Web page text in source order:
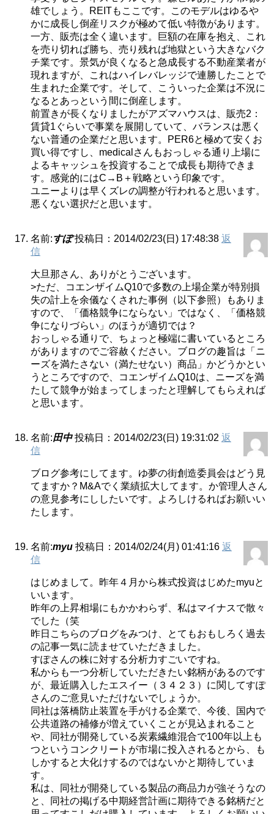
雄でしょう。REITもここです。このモデルはゆるや
かに成長し倒産リスクが極めて低い特徴があります。
一方、販売は全く違います。巨額の在庫を抱え、これ
を売り切れば勝ち、売り残れば地獄という大きなバク
チ業です。景気が良くなると急成長する不動産業者が
現れますが、これはハイレバレッジで連勝したことで
生まれた企業です。そして、こういった企業は不況に
なるとあっという間に倒産します。
前置きが長くなりましたがアズマハウスは、販売2：
賃貸1ぐらいで事業を展開していて、バランスは悪く
ない普通の企業だと思います。PER6と極めて安くお
買い得ですし、medicalさんもおっしゃる通り上場に
よるキャッシュを投資することで成長も期待できま
す。感覚的にはC→B＋戦略という印象です。
ユニーよりは早くズレの調整が行われると思います。
悪くない選択だと思います。
名前:すぽ 投稿日：2014/02/23(日) 17:48:38 返
信
大旦那さん、ありがとうございます。
>ただ、コエンザイムQ10で多数の上場企業が特別損
失の計上を余儀なくされた事例（以下参照）もありま
すので、「価格競争にならない」ではなく、「価格競
争になりづらい」のほうが適切では？
おっしゃる通りで、ちょっと極端に書いているところ
がありますのでご容赦ください。ブログの趣旨は「ニ
ーズを満たさない（満たせない）商品」かどうかとい
うところですので、コエンザイムQ10は、ニーズを満
たして競争が始まってしまったと理解してもらえれば
と思います。
名前:田中 投稿日：2014/02/23(日) 19:31:02 返
信
ブログ参考にしてます。ゆ夢の街創造委員会はどう見
てますか？M&Aでく業績拡大してます。か管理人さん
の意見参考にししたいです。よろしけるればお願いい
たします。
名前:myu 投稿日：2014/02/24(月) 01:41:16 返
信
はじめまして。昨年４月から株式投資はじめたmyuと
いいます。
昨年の上昇相場にもかかわらず、私はマイナスで散々
でした（笑
昨日こちらのブログをみつけ、とてもおもしろく過去
の記事一気に読ませていただきました。
すぽさんの株に対する分析力すごいですね。
私からも一つ分析していただきたい銘柄があるのです
が、最近購入したエスイー（３４２３）に関してすぽ
さんのご意見いただけないでしょうか。
同社は落橋防止装置を手がける企業で、今後、国内で
公共道路の補修が増えていくことが見込まれること
や、同社が開発している炭素繊維混合で100年以上も
つというコンクリートが市場に投入されるとから、も
しかすると大化けするのではないかと期待していま
す。
私は、同社が開発している製品の商品力が強そうなの
と、同社の掲げる中期経営計画に期待できる銘柄だと